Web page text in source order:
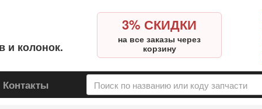
и колонок.
3% СКИДКИ
на все заказы через
корзину
Контакты